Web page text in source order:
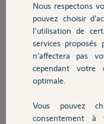
Chauffage
Autres produits
Devis avec un
Merci de votre retour.
Grégory J.
il y a environ 5 ans
Nous respectons
pouvez choisir
l'utilisation de
services
n’affectera pas
cependant votre
optimale.
Vous pouvez
consentement